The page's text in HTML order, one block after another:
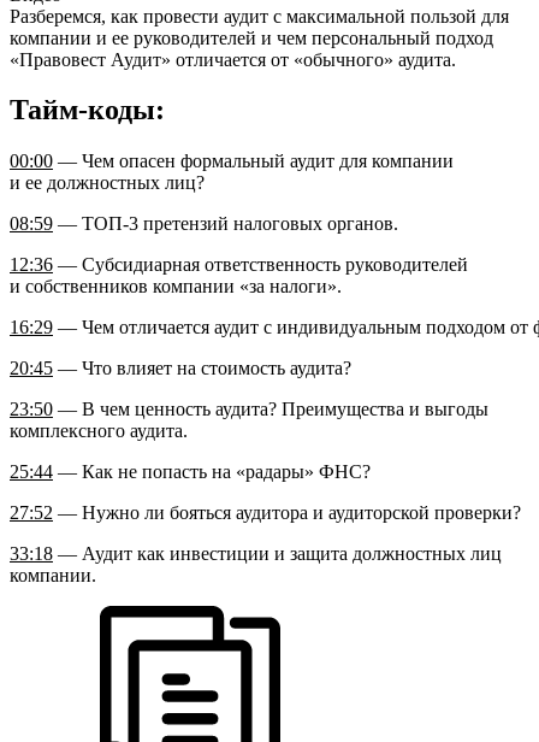
Разберемся, как провести аудит с максимальной пользой для
компании и ее руководителей и чем персональный подход
«Правовест Аудит» отличается от «обычного» аудита.
Тайм-коды:
00:00 — Чем опасен формальный аудит для компании
и ее должностных лиц?
08:59 — ТОП-3 претензий налоговых органов.
12:36 — Субсидиарная ответственность руководителей
и собственников компании «за налоги».
16:29 — Чем отличается аудит с индивидуальным подходом от
20:45 — Что влияет на стоимость аудита?
23:50 — В чем ценность аудита? Преимущества и выгоды
комплексного аудита.
25:44 — Как не попасть на «радары» ФНС?
27:52 — Нужно ли бояться аудитора и аудиторской проверки?
33:18 — Аудит как инвестиции и защита должностных лиц
компании.